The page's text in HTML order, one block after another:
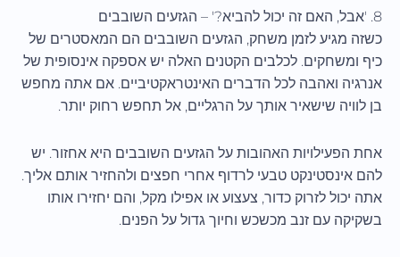
8. 'אבל, האם זה יכול להביא?' – הגזעים השובבים
כשזה מגיע לזמן משחק, הגזעים השובבים הם המאסטרים של
כיף ומשחקים. לכלבים הקטנים האלה יש אספקה אינסופית של
אנרגיה ואהבה לכל הדברים האינטראקטיביים. אם אתה מחפש
בן לוויה שישאיר אותך על הרגליים, אל תחפש רחוק יותר.
אחת הפעילויות האהובות על הגזעים השובבים היא אחזור. יש
להם אינסטינקט טבעי לרדוף אחרי חפצים ולהחזיר אותם אליך.
אתה יכול לזרוק כדור, צעצוע או אפילו מקל, והם יחזירו אותו
בשקיקה עם זנב מכשכש וחיוך גדול על הפנים.